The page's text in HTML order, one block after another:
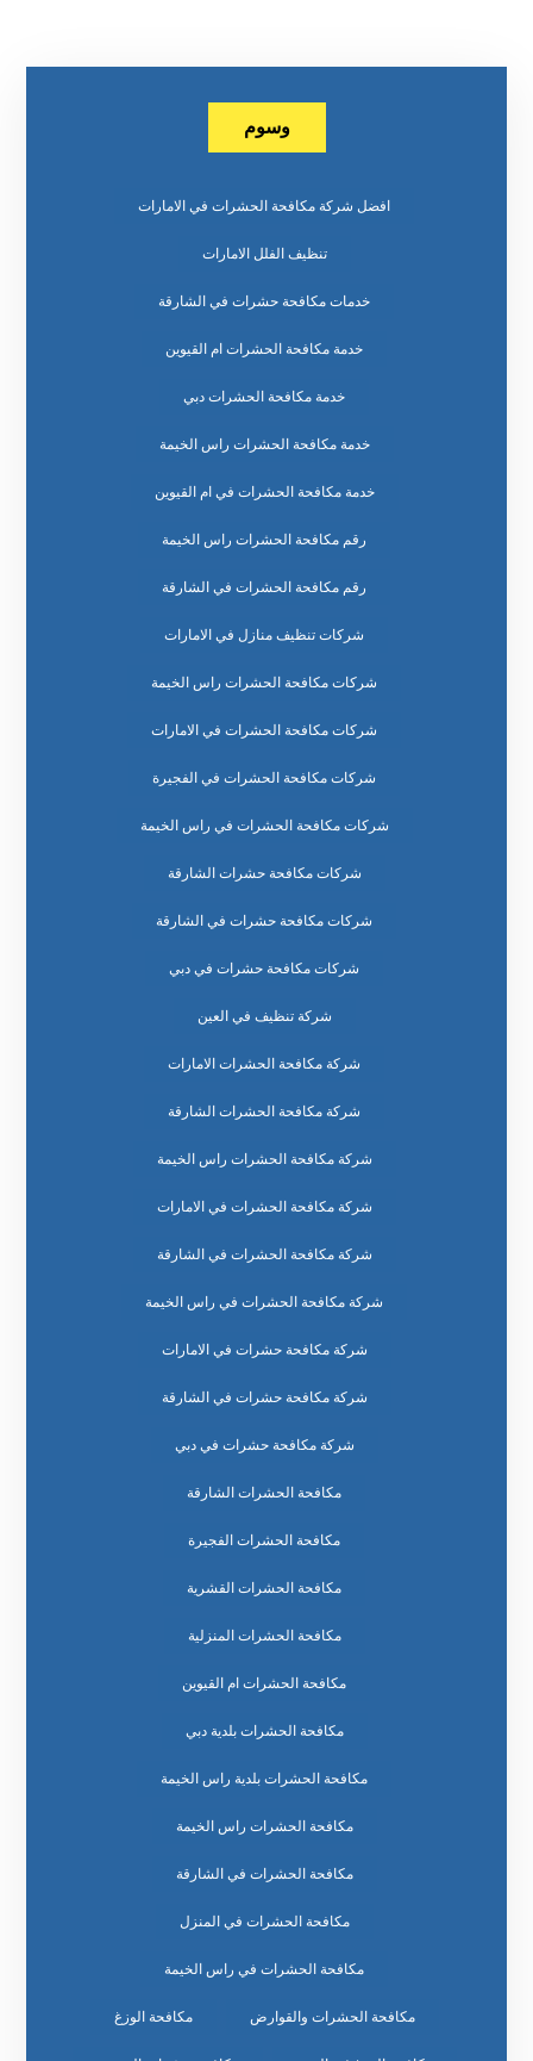
وسوم
افضل شركة مكافحة الحشرات في الامارات
تنظيف الفلل الامارات
خدمات مكافحة حشرات في الشارقة
خدمة مكافحة الحشرات ام القيوين
خدمة مكافحة الحشرات دبي
خدمة مكافحة الحشرات راس الخيمة
خدمة مكافحة الحشرات في ام القيوين
رقم مكافحة الحشرات راس الخيمة
رقم مكافحة الحشرات في الشارقة
شركات تنظيف منازل في الامارات
شركات مكافحة الحشرات راس الخيمة
شركات مكافحة الحشرات في الامارات
شركات مكافحة الحشرات في الفجيرة
شركات مكافحة الحشرات في راس الخيمة
شركات مكافحة حشرات الشارقة
شركات مكافحة حشرات في الشارقة
شركات مكافحة حشرات في دبي
شركة تنظيف في العين
شركة مكافحة الحشرات الامارات
شركة مكافحة الحشرات الشارقة
شركة مكافحة الحشرات راس الخيمة
شركة مكافحة الحشرات في الامارات
شركة مكافحة الحشرات في الشارقة
شركة مكافحة الحشرات في راس الخيمة
شركة مكافحة حشرات في الامارات
شركة مكافحة حشرات في الشارقة
شركة مكافحة حشرات في دبي
مكافحة الحشرات الشارقة
مكافحة الحشرات الفجيرة
مكافحة الحشرات القشرية
مكافحة الحشرات المنزلية
مكافحة الحشرات ام القيوين
مكافحة الحشرات بلدية دبي
مكافحة الحشرات بلدية راس الخيمة
مكافحة الحشرات راس الخيمة
مكافحة الحشرات في الشارقة
مكافحة الحشرات في المنزل
مكافحة الحشرات في راس الخيمة
مكافحة الحشرات والقوارض مكافحة الوزغ